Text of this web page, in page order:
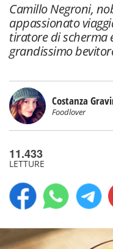
Camillo Negroni,
appassionato
tiratore di scherma
grandissimo
Costanza
Foodlover
11.433
LETTURE